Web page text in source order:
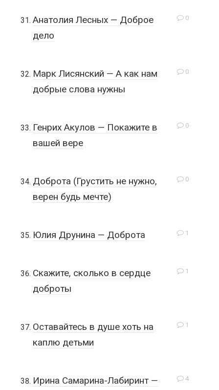
0
Анатолия Лесных — Доброе
дело
0
Марк Лисянский — А как нам
добрые слова нужны
0
Генрих Акулов — Покажите в
вашей вере
0
Доброта (Грустить не нужно,
верен будь мечте)
1
Юлия Друнина — Доброта
1
Скажите, сколько в сердце
доброты
1
Оставайтесь в душе хоть на
каплю детьми
4
Ирина Самарина-Лабиринт —